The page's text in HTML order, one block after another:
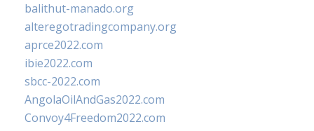
balithut-manado.org
alteregotradingcompany.org
aprce2022.com
ibie2022.com
sbcc-2022.com
AngolaOilAndGas2022.com
Convoy4Freedom2022.com